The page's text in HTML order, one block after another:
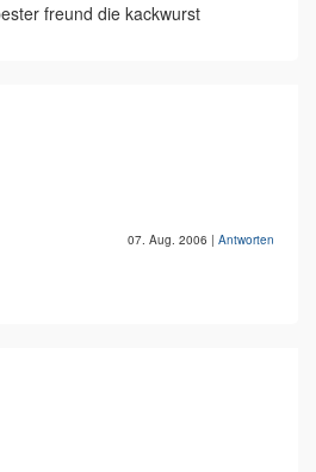
freund die kackwurst
07. Aug. 2006 | Antworten